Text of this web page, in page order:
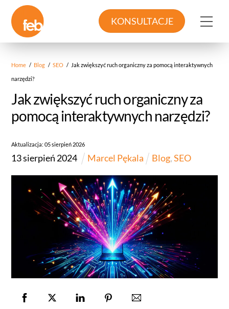
content
KONSULTACJE
Home / Blog / SEO / Jak zwiększyć ruch organiczny za pomocą interaktywnych
narzędzi?
Jak zwiększyć ruch organiczny za
pomocą interaktywnych narzędzi?
Aktualizacja:05sierpień 2026
13sierpień 2024 Marcel Pękala Blog,SEO